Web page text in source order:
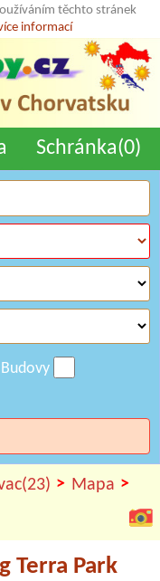
těchto stránek
informací
Schránka(0)
Budovy
> Mapa >
Terra Park